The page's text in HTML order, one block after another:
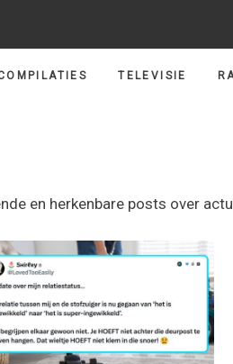
TELEVISIE
en herkenbare posts over